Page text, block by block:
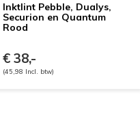
Inktlint Pebble, Dualys,
Securion en Quantum
Rood
€ 38,-
(45,98 Incl. btw)